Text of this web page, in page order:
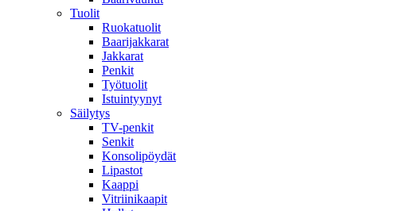
Tuolit
Ruokatuolit
Baarijakkarat
Jakkarat
Penkit
Työtuolit
Istuintyynyt
Säilytys
TV-penkit
Senkit
Konsolipöydät
Lipastot
Kaappi
Vitriinikaapit